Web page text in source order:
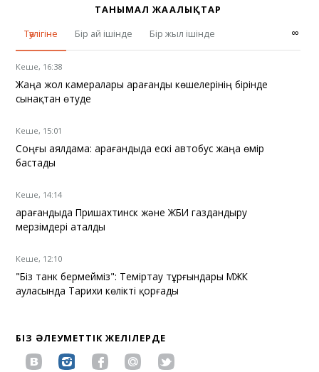
ТАНЫМАЛ ЖАҢАЛЫҚТАР
Тәулігіне
Бір ай ішінде Бір жыл ішінде ∞
Кеше, 16:38
Жаңа жол камералары Қарағанды көшелерінің бірінде
сынақтан өтуде
Кеше, 15:01
Соңғы аялдама: Қарағандыда ескі автобус жаңа өмір
бастады
Кеше, 14:14
Қарағандыда Пришахтинск және ЖБИ газдандыру
мерзімдері аталды
Кеше, 12:10
"Біз танк бермейміз": Теміртау тұрғындары МЖК
ауласында Тарихи көлікті қорғады
БІЗ ӘЛЕУМЕТТІК ЖЕЛІЛЕРДЕ